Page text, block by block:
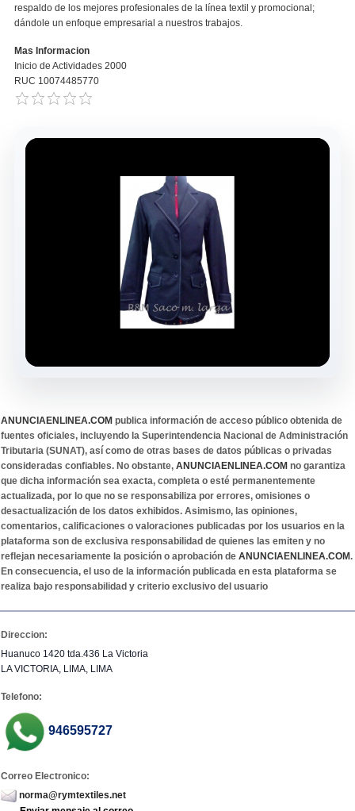
respaldo de los mejores profesionales de la línea textil y promocional;
dándole un enfoque empresarial a nuestros trabajos.
Mas Informacion
Inicio de Actividades 2000
RUC 10074485770
ANUNCIAENLINEA.COM publica información de acceso público obtenida de
fuentes oficiales, incluyendo la Superintendencia Nacional de Administración
Tributaria (SUNAT), así como de otras bases de datos públicas o privadas
consideradas confiables. No obstante, ANUNCIAENLINEA.COM no garantiza
que dicha información sea exacta, completa o esté permanentemente
actualizada, por lo que no se responsabiliza por errores, omisiones o
desactualización de los datos exhibidos. Asimismo, las opiniones,
comentarios, calificaciones o valoraciones publicadas por los usuarios en la
plataforma son de exclusiva responsabilidad de quienes las emiten y no
reflejan necesariamente la posición o aprobación de ANUNCIAENLINEA.COM.
En consecuencia, el uso de la información publicada en esta plataforma se
realiza bajo responsabilidad y criterio exclusivo del usuario
Direccion:
Huanuco 1420 tda.436 La Victoria
LA VICTORIA, LIMA, LIMA
Telefono:
946595727
Correo Electronico:
norma@rymtextiles.net